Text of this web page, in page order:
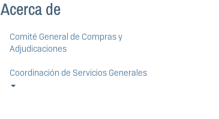
Acerca de
Comité General de Compras y
Adjudicaciones
Coordinación de Servicios Generales